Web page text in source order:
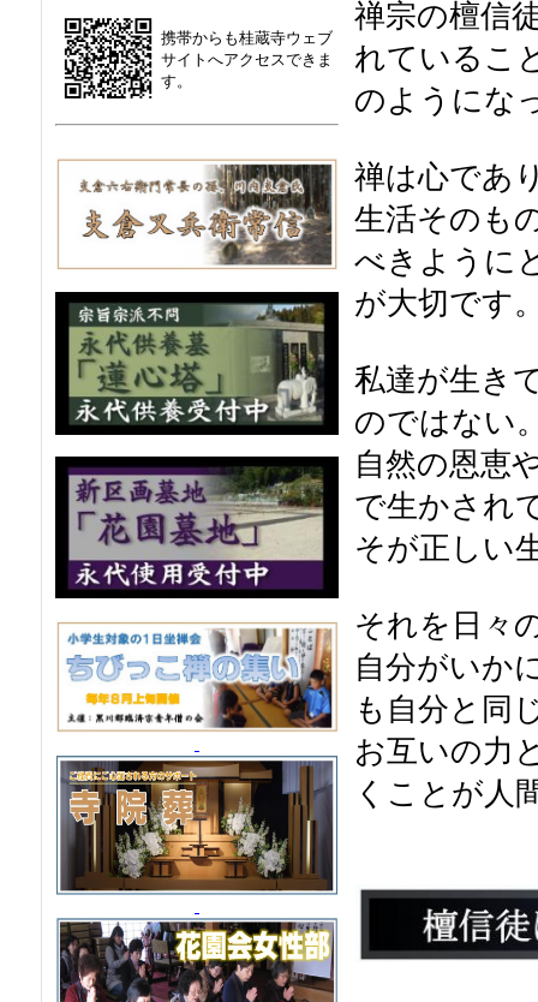
禅宗の檀信
れているこ
のようにな
禅は心であ
生活そのも
べきように
が大切です
私達が生き
のではない
自然の恩恵
で生かされ
そが正しい
それを日々
自分がいか
も自分と同
お互いの力
くことが人
携帯からも桂蔵寺ウェブ
サイトへアクセスできま
す。